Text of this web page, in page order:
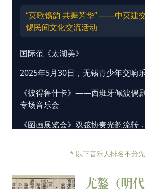
“莫歌锡韵 共舞芳华” ——中莫建
锡民间文化交流活动
国际范《太湖美》
2025年5月30日，无锡青少年交响
《彼得鲁什卡》——西班牙佩波偶
专场音乐会
《图画展览会》双弦协奏光韵流转
《锡动格莱美》星光闪耀！林大叶
* 以下音乐人排名不分
尤鏊（明代